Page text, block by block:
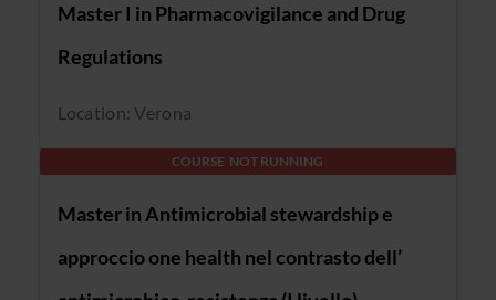
Master I in Pharmacovigilance and Drug
Regulations
Location: Verona
COURSE NOT RUNNING
Master in Antimicrobial stewardship e
approccio one health nel contrasto dell’